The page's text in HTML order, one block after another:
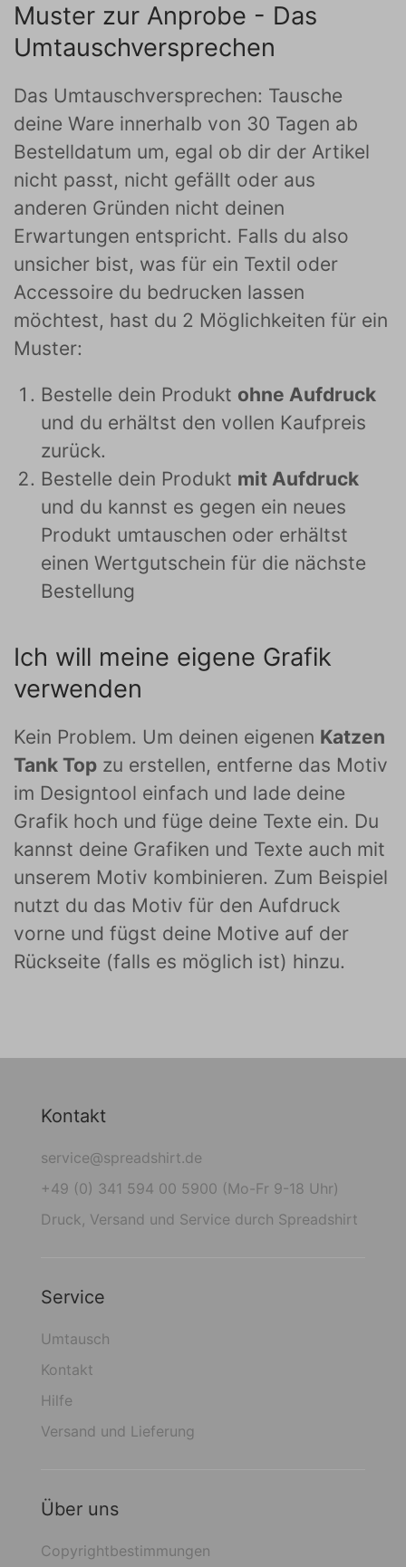
Muster zur Anprobe - Das
Umtauschversprechen
Das Umtauschversprechen: Tausche
deine Ware innerhalb von 30 Tagen ab
Bestelldatum um, egal ob dir der Artikel
nicht passt, nicht gefällt oder aus
anderen Gründen nicht deinen
Erwartungen entspricht. Falls du also
unsicher bist, was für ein Textil oder
Accessoire du bedrucken lassen
möchtest, hast du 2 Möglichkeiten für ein
Muster:
Bestelle dein Produkt ohne Aufdruck
und du erhältst den vollen Kaufpreis
zurück.
Bestelle dein Produkt mit Aufdruck
und du kannst es gegen ein neues
Produkt umtauschen oder erhältst
einen Wertgutschein für die nächste
Bestellung
Ich will meine eigene Grafik
verwenden
Kein Problem. Um deinen eigenen Katzen
Tank Top zu erstellen, entferne das Motiv
im Designtool einfach und lade deine
Grafik hoch und füge deine Texte ein. Du
kannst deine Grafiken und Texte auch mit
unserem Motiv kombinieren. Zum Beispiel
nutzt du das Motiv für den Aufdruck
vorne und fügst deine Motive auf der
Rückseite (falls es möglich ist) hinzu.
Kontakt
service@spreadshirt.de
+49 (0) 341 594 00 5900 (Mo-Fr 9-18 Uhr)
Druck, Versand und Service durch Spreadshirt
Service
Umtausch
Kontakt
Hilfe
Versand und Lieferung
Über uns
Copyrightbestimmungen